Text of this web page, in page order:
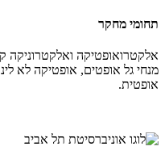
תחומי מחקר
אלקטרואופטיקה ואלקטרוניקה
מנחי גל אופטים, אופטיקה לא
אופטית.